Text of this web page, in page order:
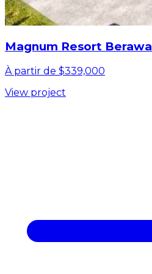
Magnum Resort Berawa
À partir de $339,000
View project